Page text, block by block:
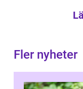
Fler nyheter